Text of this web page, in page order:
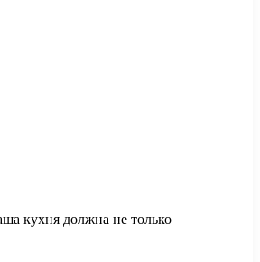
кухня должна не только